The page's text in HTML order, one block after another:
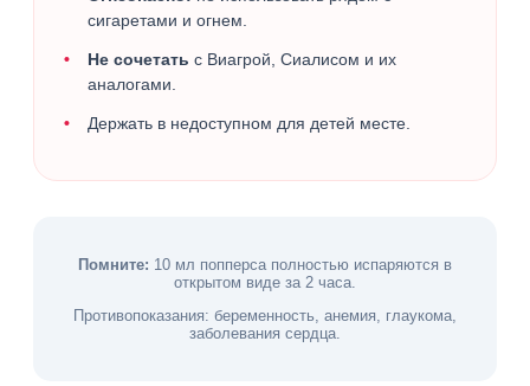
сигаретами и огнем.
Не сочетать с Виагрой, Сиалисом и их
аналогами.
Держать в недоступном для детей месте.
Помните: 10 мл попперса полностью испаряются в
открытом виде за 2 часа.
Противопоказания: беременность, анемия, глаукома,
заболевания сердца.